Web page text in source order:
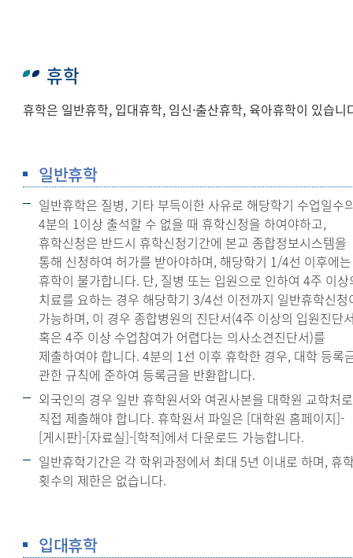
휴학
휴학은 일반휴학, 입대휴학, 임신·출산휴학, 육아휴학이 있습니
일반휴학
일반휴학은 질병, 기타 부득이한 사유로 해당학기 수업일수
4분의 1이상 출석할 수 없을 때 휴학신청을 하여야하고,
휴학신청은 반드시 휴학신청기간에 본교 종합정보시스템을
통해 신청하여 허가를 받아야하며, 해당학기 1/4선 이후에는
휴학이 불가합니다. 단, 질병 또는 입원으로 인하여 4주 이상
치료를 요하는 경우 해당학기 3/4선 이전까지 일반휴학신청
가능하며, 이 경우 종합병원의 진단서(4주 이상의 입원진단
혹은 4주 이상 수업참여가 어렵다는 의사소견진단서)를
제출하여야 합니다. 4분의 1선 이후 휴학한 경우, 대학 등록
관한 규칙에 준하여 등록금을 반환합니다.
외국인의 경우 일반 휴학원서와 여권사본을 대학원 교학처로
직접 제출해야 합니다. 휴학원서 파일은 [대학원 홈페이지]-
[게시판]-[자료실]-[학적]에서 다운로드 가능합니다.
일반휴학기간은 각 학위과정에서 최대 5년 이내로 하며, 휴
횟수의 제한은 없습니다.
입대휴학